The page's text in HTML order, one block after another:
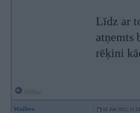
Līdz ar
atņemts
rēķini
Walbro 16. Feb 2012,